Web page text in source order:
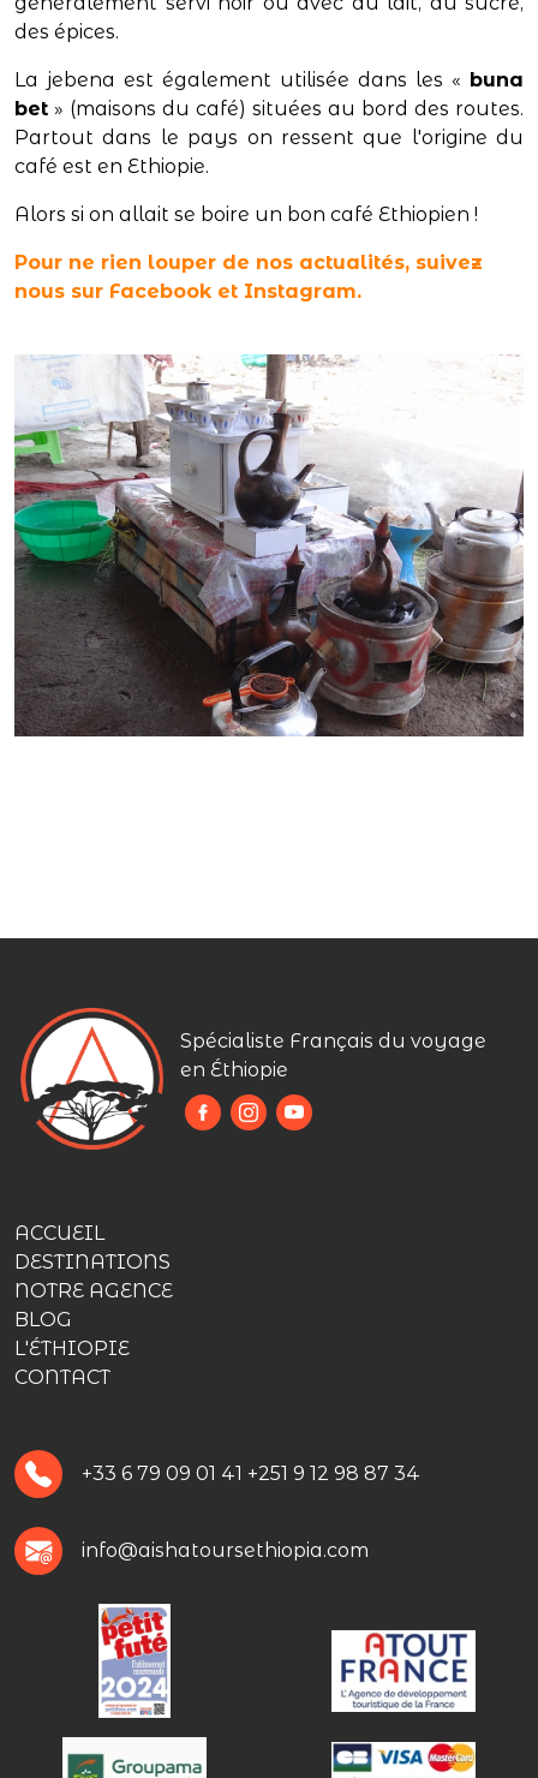
des épices.
La jebena est également utilisée dans les « buna
bet » (maisons du café) situées au bord des routes.
Partout dans le pays on ressent que l'origine du
café est en Ethiopie.
Alors si on allait se boire un bon café Ethiopien !
Pour ne rien louper de nos actualités, suivez
nous sur Facebook et Instagram.
Spécialiste Français du voyage
en Éthiopie
ACCUEIL
DESTINATIONS
NOTRE AGENCE
BLOG
L'ÉTHIOPIE
CONTACT
+33 6 79 09 01 41 +251 9 12 98 87 34
info@aishatoursethiopia.com